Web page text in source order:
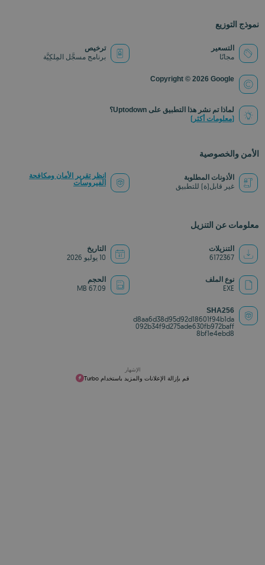
نموذج التوزيع
التسعير
مجانًا
ترخيص
برنامج مسجَّل المِلكِيَّة
Copyright © 2026 Google
لماذا تم نشر هذا التطبيق على Uptodown؟
(معلومات أكثر)
الأمن والخصوصية
الأذونات المطلوبة
غير قابل(ة) للتطبيق
انظر تقرير الأمان ومكافحة
الفيروسات
معلومات عن التنزيل
التنزيلات
6172367
التاريخ
10 يوليو 2026
نوع الملف
EXE
الحجم
67.09 MB
SHA256
d8aa6d38d95d92d18601f94b1da
092b34f9d275ade630fb972baff
8bf1e4ebd8
الإشهار
قم بإزالة الإعلانات والمزيد باستخدام Turbo